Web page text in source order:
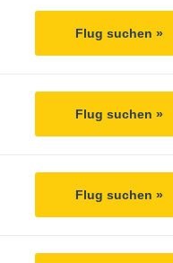
Flug suchen »
Flug suchen »
Flug suchen »